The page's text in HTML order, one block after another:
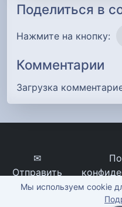
Поделиться в
Нажмите на кнопку:
Комментарии
Загрузка
✉
Отправить
сообщение
imena-
Мы используем cookie